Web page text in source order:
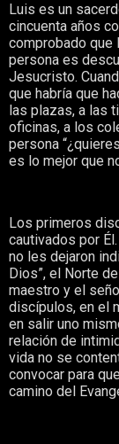
Luis es un
cincuenta años
comprobado que
persona es
Jesucristo.
que habría que
las plazas, a las
oficinas, a los
persona
es lo mejor que
Los primeros
cautivados por
no les dejaron
Dios”, el Norte
maestro y el
discípulos, en el
en salir uno
relación de
vida no se
convocar para
camino del